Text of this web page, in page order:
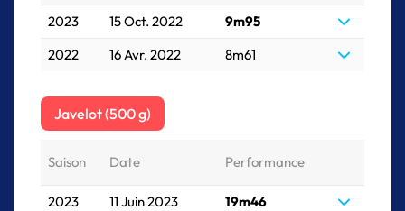
2023 15 Oct. 2022
9m95
2022
16 Avr. 2022 8m61
Javelot (500 g)
Saison Date Performance
2023 11 Juin 2023
19m46